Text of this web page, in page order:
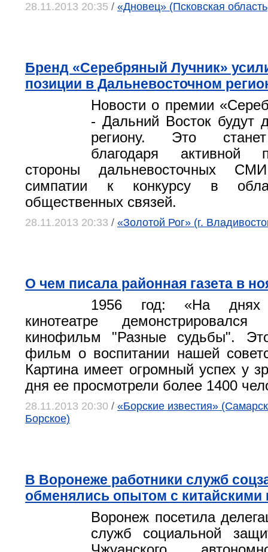
28.11.2013 20:35 / «Дновец» (Псковская
Бренд «Серебряный Лучник»
позиции в Дальневосточном
Новости о премии
- Дальний Восток будут
региону. Это
благодаря активной
стороны дальневосточных
симпатии к конкурсу в
общественных связей.
28.11.2013 20:33 / «Золотой Рог» (г.
О чем писала районная газета в
1956 год: «На
кинотеатре демонстрировался
кинофильм "Разные судьбы".
фильм о воспитании нашей
Картина имеет огромный успех у
дня ее просмотрели более 1400
28.11.2013 20:30 / «Борские известия»
Борское)
В Воронеже работники служб
обменялись опытом с китайскими
Воронеж посетила
служб социальной